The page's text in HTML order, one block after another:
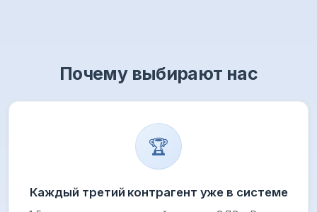
Почему выбирают нас
🏆
Каждый третий контрагент уже в системе